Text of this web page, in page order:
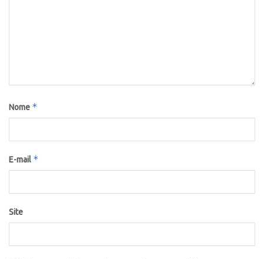
Nome *
E-mail *
Site